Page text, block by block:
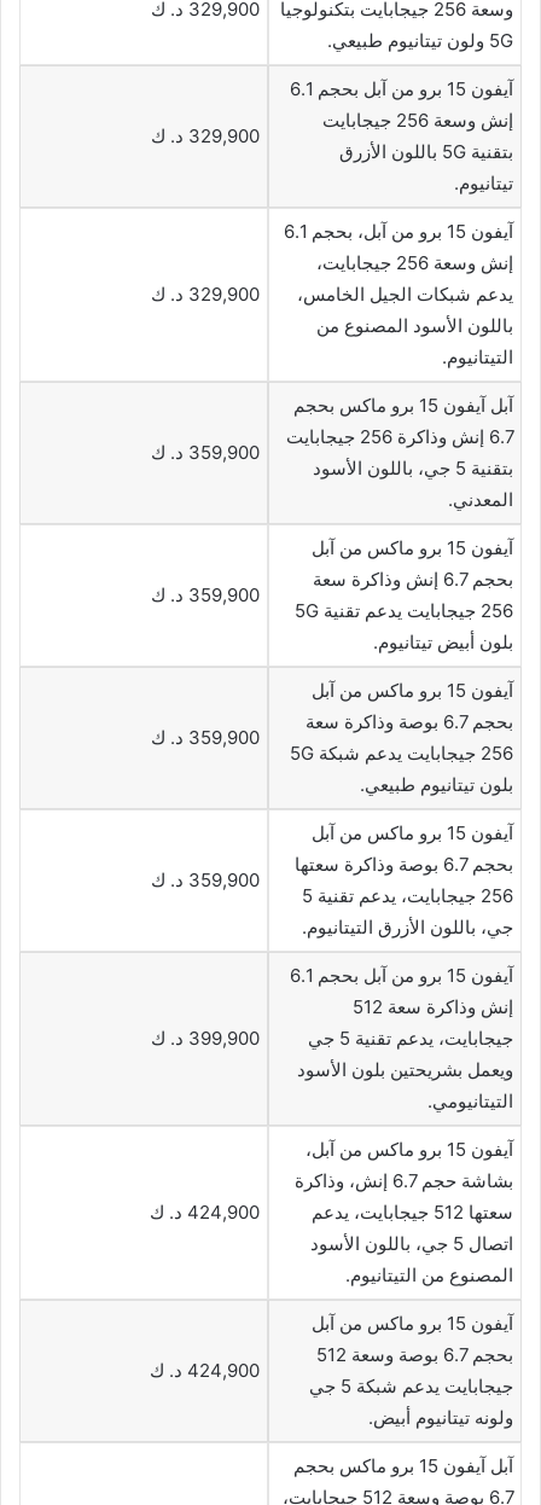
وسعة 256 جيجابايت بتكنولوجيا
5G ولون تيتانيوم طبيعي.
329,900 د. ك
آيفون 15 برو من آبل بحجم 6.1
إنش وسعة 256 جيجابايت
بتقنية 5G باللون الأزرق
تيتانيوم.
329,900 د. ك
آيفون 15 برو من آبل، بحجم 6.1
إنش وسعة 256 جيجابايت،
يدعم شبكات الجيل الخامس،
باللون الأسود المصنوع من
التيتانيوم.
329,900 د. ك
آبل آيفون 15 برو ماكس بحجم
6.7 إنش وذاكرة 256 جيجابايت
بتقنية 5 جي، باللون الأسود
المعدني.
359,900 د. ك
آيفون 15 برو ماكس من آبل
بحجم 6.7 إنش وذاكرة سعة
256 جيجابايت يدعم تقنية 5G
بلون أبيض تيتانيوم.
359,900 د. ك
آيفون 15 برو ماكس من آبل
بحجم 6.7 بوصة وذاكرة سعة
256 جيجابايت يدعم شبكة 5G
بلون تيتانيوم طبيعي.
359,900 د. ك
آيفون 15 برو ماكس من آبل
بحجم 6.7 بوصة وذاكرة سعتها
256 جيجابايت، يدعم تقنية 5
جي، باللون الأزرق التيتانيوم.
359,900 د. ك
آيفون 15 برو من آبل بحجم 6.1
إنش وذاكرة سعة 512
جيجابايت، يدعم تقنية 5 جي
ويعمل بشريحتين بلون الأسود
التيتانيومي.
399,900 د. ك
آيفون 15 برو ماكس من آبل،
بشاشة حجم 6.7 إنش، وذاكرة
سعتها 512 جيجابايت، يدعم
اتصال 5 جي، باللون الأسود
المصنوع من التيتانيوم.
424,900 د. ك
آيفون 15 برو ماكس من آبل
بحجم 6.7 بوصة وسعة 512
جيجابايت يدعم شبكة 5 جي
ولونه تيتانيوم أبيض.
424,900 د. ك
آبل آيفون 15 برو ماكس بحجم
6.7 بوصة وسعة 512 جيجابايت،